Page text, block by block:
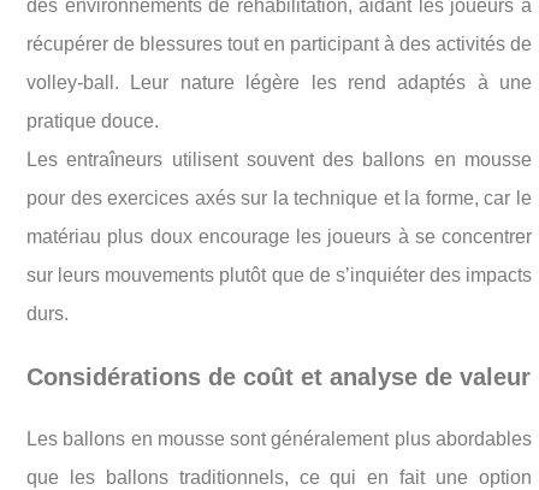
des environnements de réhabilitation, aidant les joueurs à
récupérer de blessures tout en participant à des activités de
volley-ball. Leur nature légère les rend adaptés à une
pratique douce.
Les entraîneurs utilisent souvent des ballons en mousse
pour des exercices axés sur la technique et la forme, car le
matériau plus doux encourage les joueurs à se concentrer
sur leurs mouvements plutôt que de s’inquiéter des impacts
durs.
Considérations de coût et analyse de valeur
Les ballons en mousse sont généralement plus abordables
que les ballons traditionnels, ce qui en fait une option